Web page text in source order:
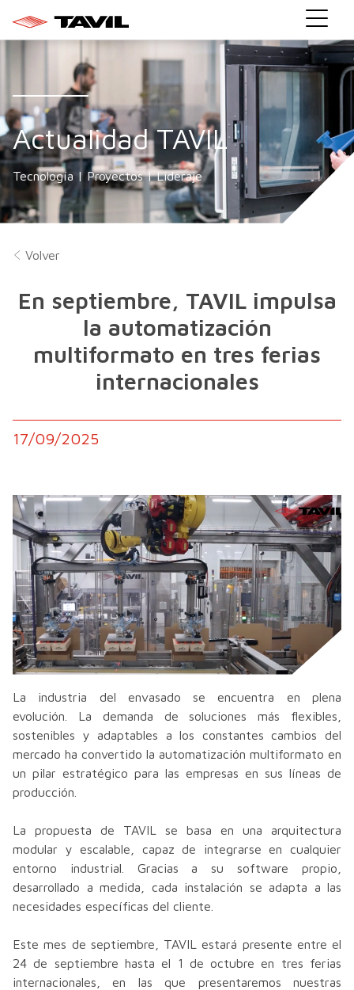
Actualidad TAVIL
Tecnología | Proyectos | Lideraje
Volver
En septiembre, TAVIL impulsa
la automatización
multiformato en tres ferias
internacionales
17/09/2025
La industria del envasado se encuentra en plena
evolución. La demanda de soluciones más flexibles,
sostenibles y adaptables a los constantes cambios del
mercado ha convertido la automatización multiformato en
un pilar estratégico para las empresas en sus líneas de
producción.
La propuesta de TAVIL se basa en una arquitectura
modular y escalable, capaz de integrarse en cualquier
entorno industrial. Gracias a su software propio,
desarrollado a medida, cada instalación se adapta a las
necesidades específicas del cliente.
Este mes de septiembre, TAVIL estará presente entre el
24 de septiembre hasta el 1 de octubre en tres ferias
internacionales, en las que presentaremos nuestras